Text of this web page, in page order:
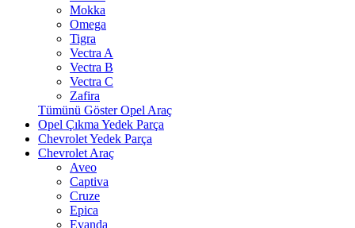
Mokka
Omega
Tigra
Vectra A
Vectra B
Vectra C
Zafira
Tümünü Göster Opel Araç
Opel Çıkma Yedek Parça
Chevrolet Yedek Parça
Chevrolet Araç
Aveo
Captiva
Cruze
Epica
Evanda